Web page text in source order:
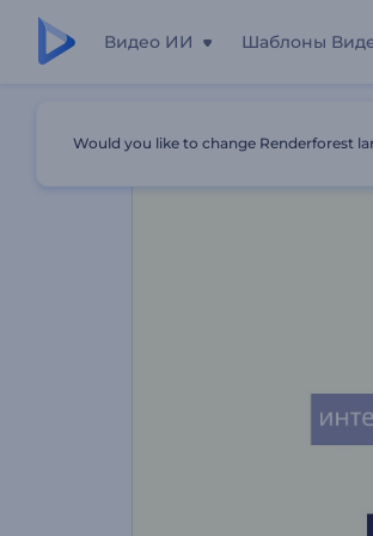
Видео ИИ Шаблоны
Заставка
Would you like to change Renderforest